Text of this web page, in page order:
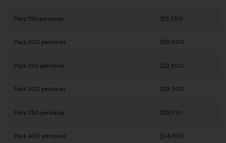
Para 150 personas $15,500
Para 200 personas $18,000
Para 250 personas $22,500
Para 300 personas $25,500
Para 350 personas $29,750
Para 400 personas $34,000